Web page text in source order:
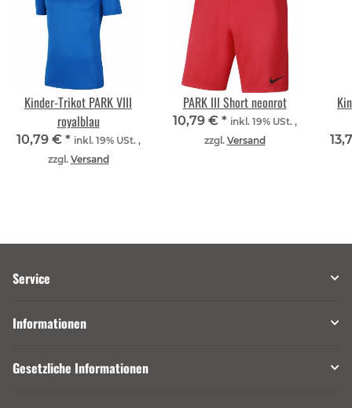
Kinder-Trikot PARK VIII
royalblau
10,79 € * inkl. 19% USt. ,
zzgl. Versand
PARK III Short neonrot
10,79 € * inkl. 19% USt. ,
zzgl. Versand
Service
Informationen
Gesetzliche Informationen